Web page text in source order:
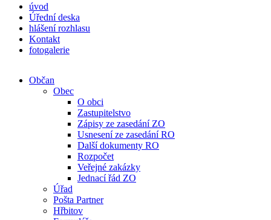
úvod
Úřední deska
hlášení rozhlasu
Kontakt
fotogalerie
Občan
Obec
O obci
Zastupitelstvo
Zápisy ze zasedání ZO
Usnesení ze zasedání RO
Další dokumenty RO
Rozpočet
Veřejné zakázky
Jednací řád ZO
Úřad
Pošta Partner
Hřbitov